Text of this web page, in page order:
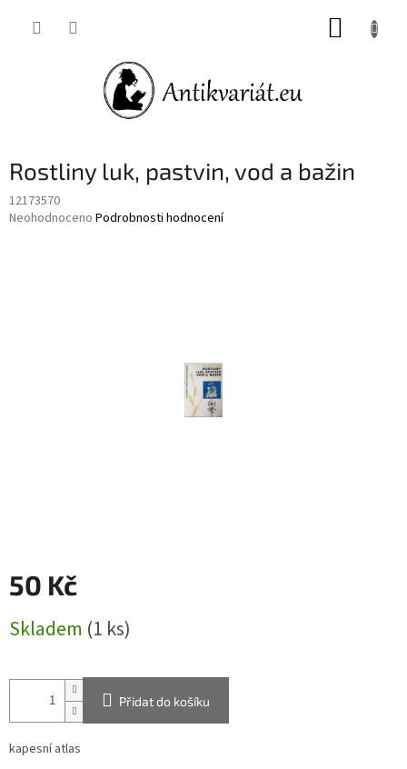
Rostliny luk, pastvin, vod a bažin
12173570
Průměrné
Neohodnoceno Podrobnosti hodnocení
50 Kč
cena:
Skladem (1 ks)
Přidat do košíku
kapesní atlas